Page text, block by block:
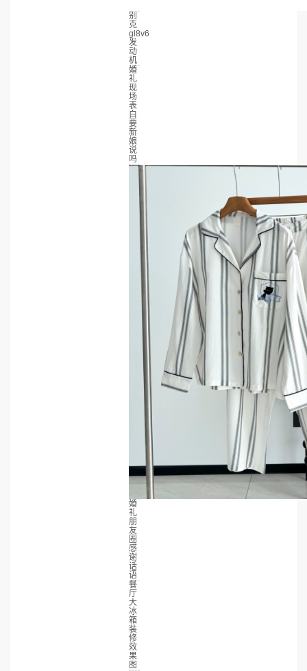
别
克
gl8v6
发
动
机
婚
礼
现
场
表
白
要
新
娘
说
吗
婚
礼
朋
友
圈
感
谢
话
语
餐
厅
大
冰
箱
装
修
效
果
图